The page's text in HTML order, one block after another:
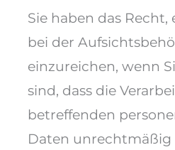
Sie haben das
bei der
einzureichen, wenn
sind, dass die
betreffenden
Daten unrechtmäßig